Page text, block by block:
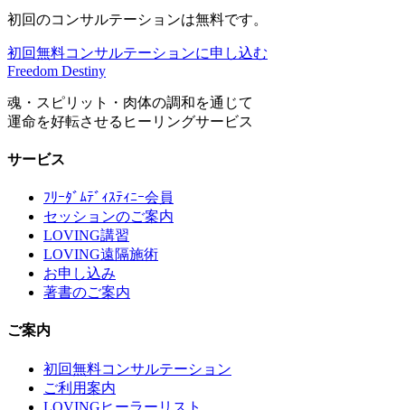
初回のコンサルテーションは無料です。
初回無料コンサルテーションに申し込む
Freedom Destiny
魂・スピリット・肉体の調和を通じて
運命を好転させるヒーリングサービス
サービス
ﾌﾘｰﾀﾞﾑﾃﾞｨｽﾃｨﾆｰ会員
セッションのご案内
LOVING講習
LOVING遠隔施術
お申し込み
著書のご案内
ご案内
初回無料コンサルテーション
ご利用案内
LOVINGヒーラーリスト